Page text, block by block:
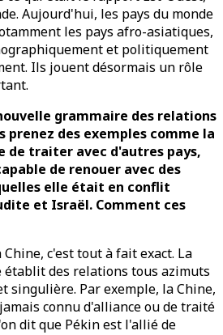
Aujourd'hui, les pays du monde
les pays afro-asiatiques,
et politiquement
Ils jouent désormais un rôle
grammaire des relations
des exemples comme la
de traiter avec d'autres pays,
de renouer avec des
elle était en conflit
et Israël. Comment ces
c'est tout à fait exact. La
établit des relations tous azimuts
singulière. Par exemple, la Chine,
connu d'alliance ou de traité
dit que Pékin est l'allié de